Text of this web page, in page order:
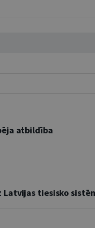
atbildība
Latvijas tiesisko